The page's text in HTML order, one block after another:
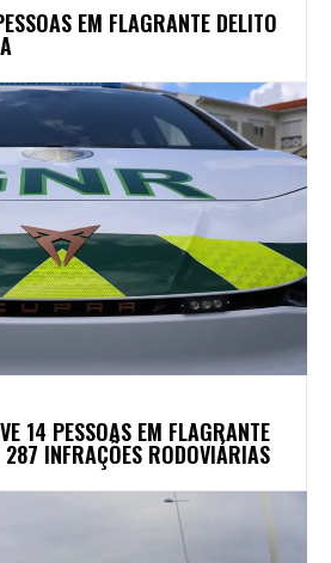
EM FLAGRANTE DELITO
14 PESSOAS EM FLAGRANTE
287 INFRAÇÕES RODOVIÁRIAS